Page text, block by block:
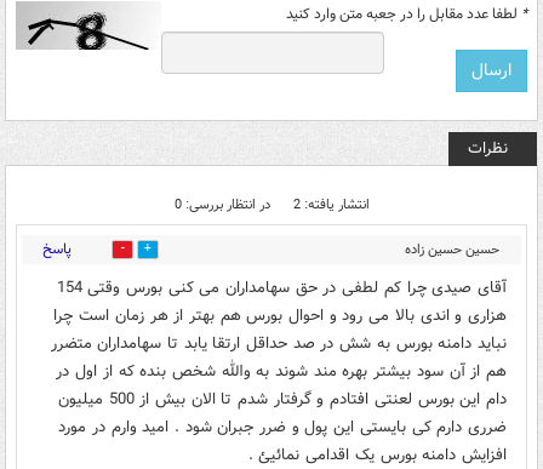
* لطفا عدد مقابل را در جعبه متن وارد کنید
نظرات
انتشار یافته: 2 در انتظار بررسی: 0
حسین حسین زاده
۱۲:۰۲ - ۱۴۰۵/۰۳/۲۵
0 پاسخ
آقای صیدی چرا کم لطفی در حق سهامداران می کنی بورس وقتی 154
هزاری و اندی بالا می رود و احوال بورس هم بهتر از هر زمان است چرا
نباید دامنه بورس به شش در صد حداقل ارتقا یابد تا سهامداران متضرر
هم از آن سود بیشتر بهره مند شوند به والله شخص بنده که از اول در
دام این بورس لعنتی افتادم و گرفتار شدم تا الان بیش از 500 میلیون
ضرری دارم کی بایستی این پول و ضرر جبران شود . امید وارم در مورد
افزایش دامنه بورس یک اقدامی نمائیئ .